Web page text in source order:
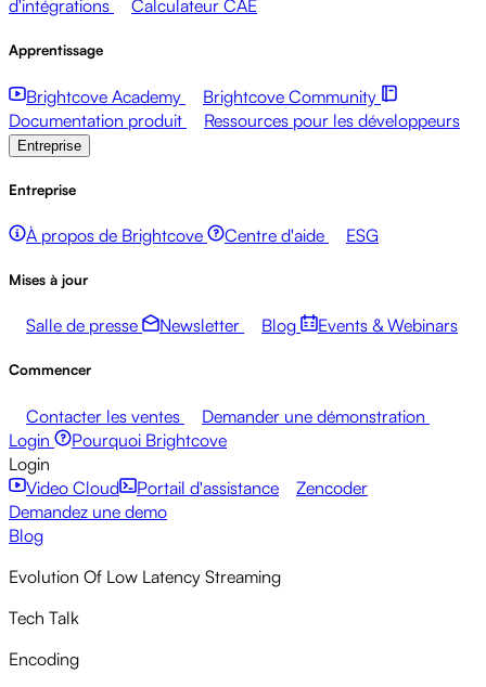
d'intégrations
Calculateur CAE
Apprentissage
Brightcove Academy
Brightcove Community
Documentation produit
Ressources pour les développeurs
Entreprise
Entreprise
À propos de Brightcove Centre d'aide ESG
Mises à jour
Salle de presse Newsletter Blog Events & Webinars
Commencer
Contacter les ventes
Demander une démonstration
Login
Pourquoi Brightcove
Login
Video Cloud
Portail d'assistance
Zencoder
Demandez une demo
Blog
Evolution Of Low Latency Streaming
Tech Talk
Encoding